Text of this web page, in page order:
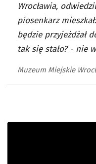
Wrocławia,
piosenkarz
będzie przyjeżdżał
tak się stało? - nie
Muzeum Miejskie